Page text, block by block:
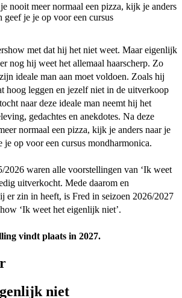
nooit meer normaal een pizza, kijk je anders
geef je je op voor een cursus
met dat hij het niet weet. Maar eigenlijk
nog hij weet het allemaal haarscherp. Zo
ideale man aan moet voldoen. Zoals hij
hoog leggen en jezelf niet in de uitverkoop
naar deze ideale man neemt hij het
gedachtes en anekdotes. Na deze
normaal een pizza, kijk je anders naar je
je op voor een cursus mondharmonica.
2026 waren alle voorstellingen van ‘Ik weet
uitverkocht. Mede daarom en
er zin in heeft, is Fred in seizoen 2026/2027
‘Ik weet het eigenlijk niet’.
vindt plaats in 2027.
niet